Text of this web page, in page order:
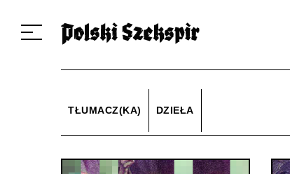
TŁUMACZ(KA) DZIEŁA